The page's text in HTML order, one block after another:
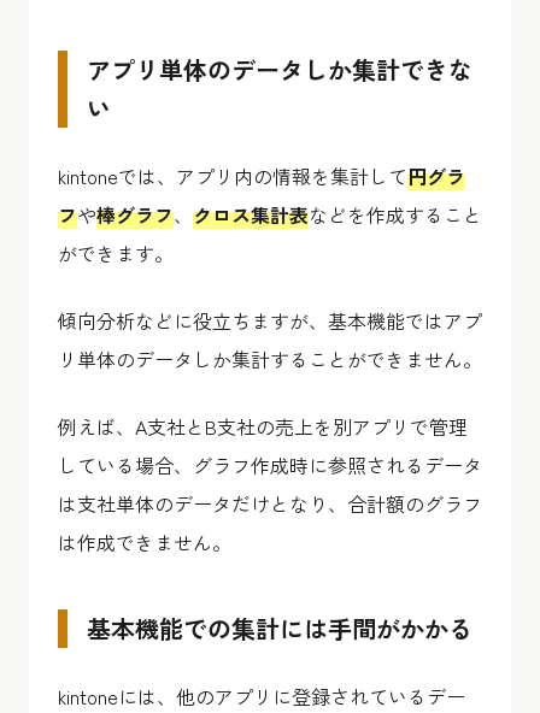
アプリ単体のデータしか集計できな
い
kintoneでは、アプリ内の情報を集計して円グラ
フや棒グラフ、 クロス集計表などを作成すること
ができます。
傾向分析などに役立ちますが、基本機能ではアプ
リ単体のデータしか集計することができません。
例えば、A支社とB支社の売上を別アプリで管理
している場合、グラフ作成時に参照されるデータ
は支社単体のデータだけとなり、合計額のグラフ
は作成できません。
基本機能での集計には手間がかかる
kintoneには、他のアプリに登録されているデー